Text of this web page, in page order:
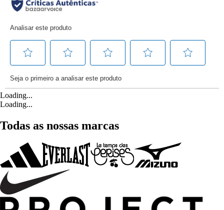
Loading...
Loading...
Todas as nossas marcas